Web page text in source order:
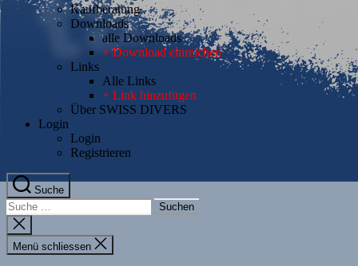
Kaufberatung
Downloads
alle Downloads
+ Download einreichen
Links
Alle Links
+ Link hinzufügen
Über SWISS DIVERS
Login
Login
Registrieren
Suche
Suche
nach:
Suche
schliessen
Menü schliessen